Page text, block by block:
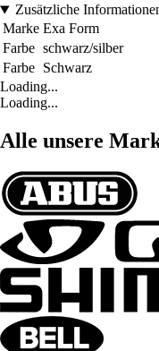
Zusätzliche
Marke Exa Form
Farbe schwarz/silber
Farbe Schwarz
Loading...
Loading...
Alle unsere